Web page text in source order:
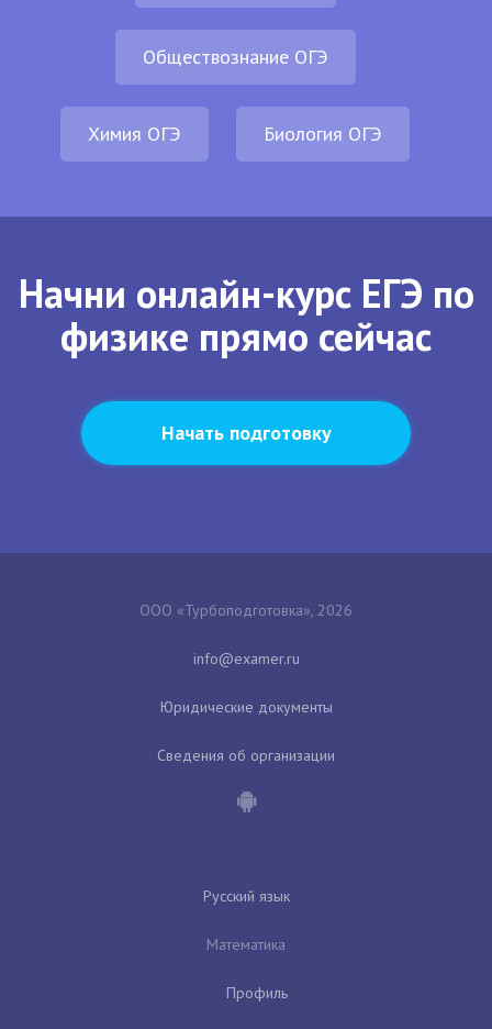
Обществознание ОГЭ
Химия ОГЭ Биология ОГЭ
Начни онлайн-курс ЕГЭ по
физике прямо сейчас
Начать подготовку
ООО «Турбоподготовка», 2026
Юридические документы
Сведения об организации
Русский язык
Математика
Профиль